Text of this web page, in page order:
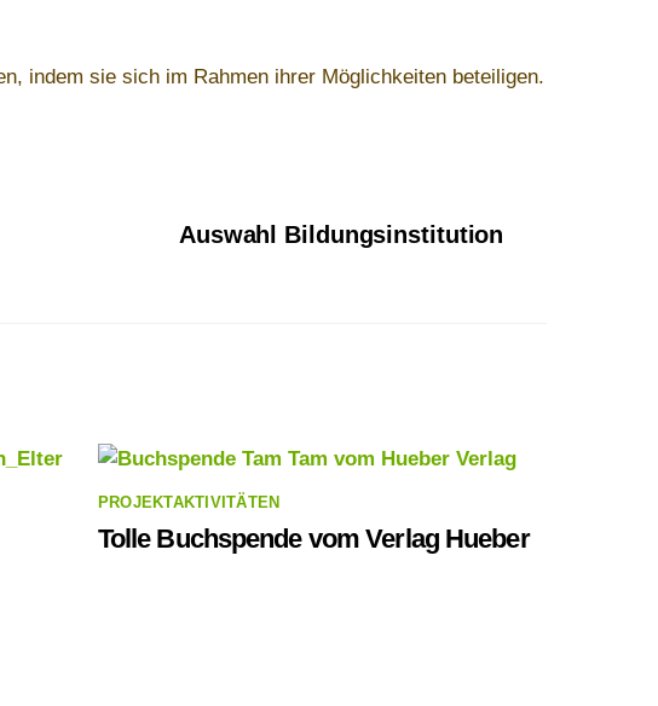
indem sie sich im Rahmen ihrer Möglichkeiten beteiligen.
Auswahl Bildungsinstitution
PROJEKTAKTIVITÄTEN
Tolle Buchspende vom Verlag Hueber